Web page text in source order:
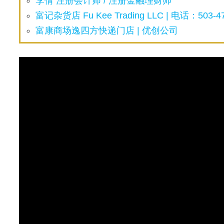
富记杂货店 Fu Kee Trading LLC | 电话：503-
富康商场逸四方快递门店 | 优创公司